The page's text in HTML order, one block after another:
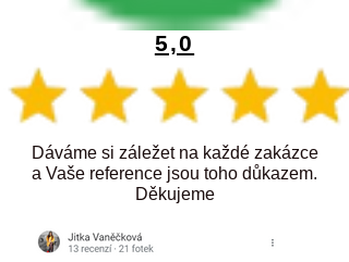
5,0
Dáváme si záležet na každé zakázce
a Vaše reference jsou toho důkazem.
Děkujeme